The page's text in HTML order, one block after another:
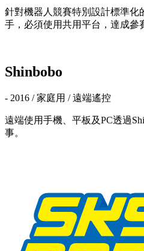
針對機器人競賽特別設計標準化
手，必須使用共用平台，達成參
Shinbobo
- 2016 / 家庭用 / 遠端遙控
遠端使用手機、平板及PC透過
事。